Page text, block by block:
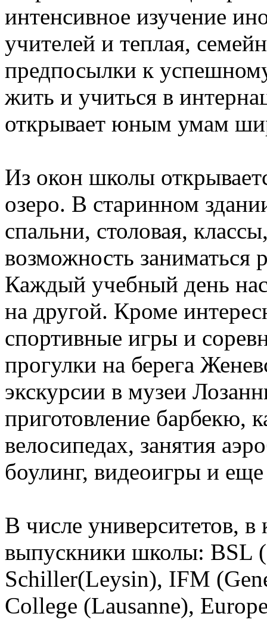
интенсивное изучение
учителей и теплая,
предпосылки к
жить и учиться в
открывает юным умам
Из окон школы
озеро. В старинном
спальни, столовая,
возможность заниматься
Каждый учебный день
на другой. Кроме
спортивные игры и
прогулки на берега
экскурсии в музеи
приготовление барбекю,
велосипедах, занятия
боулинг, видеоигры и
В числе университетов,
выпускники школы: BSL
Schiller(Leysin), IFM
College (Lausanne),